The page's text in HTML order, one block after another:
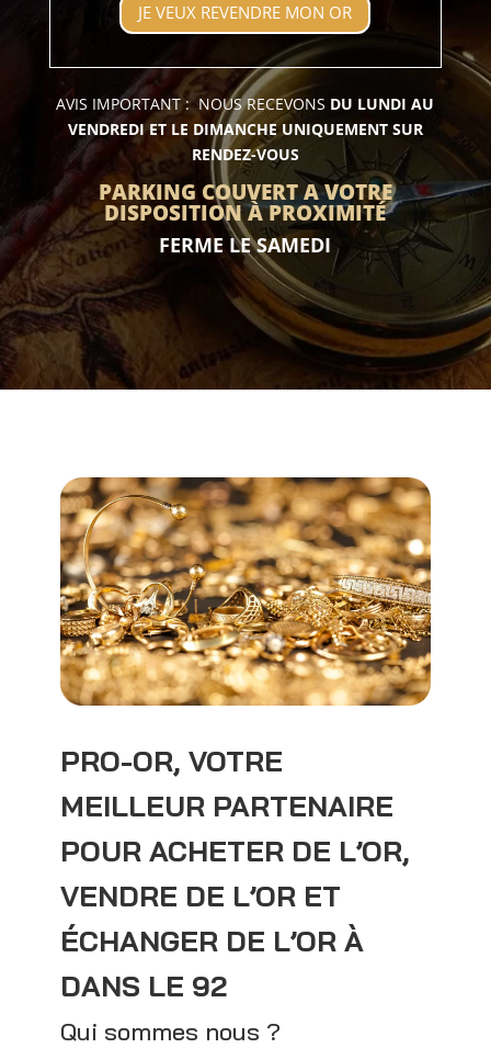
JE VEUX REVENDRE MON OR
AVIS IMPORTANT : NOUS RECEVONS DU LUNDI AU
VENDREDI ET LE DIMANCHE UNIQUEMENT SUR
RENDEZ-VOUS
PARKING COUVERT A VOTRE
DISPOSITION À PROXIMITÉ
FERME LE SAMEDI
PRO-OR, VOTRE
MEILLEUR PARTENAIRE
POUR ACHETER DE L’OR,
VENDRE DE L’OR ET
ÉCHANGER DE L’OR À
DANS LE 92
Qui sommes nous ?